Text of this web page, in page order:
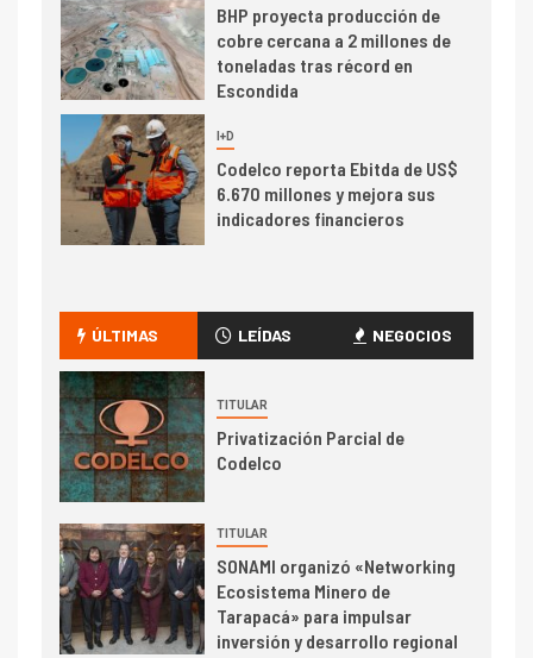
BHP proyecta producción de
cobre cercana a 2 millones de
toneladas tras récord en
Escondida
I+D
Codelco reporta Ebitda de US$
6.670 millones y mejora sus
indicadores financieros
camión 100% eléctrico para
transportar cátodos al Puerto
2
I+D
Producción minera en mayo de
3 I+D
PIB minero impacta el
crecimiento regional: Banco
Central reporta resultados
ÚLTIMAS LEÍDAS NEGOCIOS
TITULAR
Privatización Parcial de
Codelco
TITULAR
SONAMI organizó «Networking
Ecosistema Minero de
Tarapacá» para impulsar
inversión y desarrollo regional